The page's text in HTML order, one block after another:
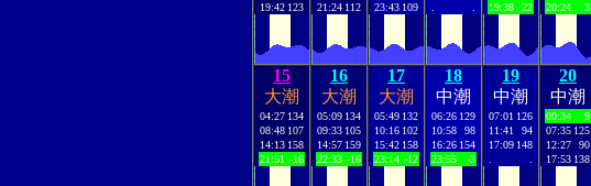
19:42 123
21:24 112
23:43 109
19:38
22
20:24
3
15
大潮
04:27 134
08:48 107
14:13 158
21:51 -16
16
大潮
05:09 134
09:33 105
14:57 159
22:33 -16
17
大潮
05:49 132
10:16 102
15:42 158
23:14 -12
18
中潮
06:26 129
10:58
98
16:26 154
23:55
-3
19
中潮
07:01 126
11:41
94
17:09 148
20
中潮
00:34
9
07:35 125
12:27
90
17:53 138